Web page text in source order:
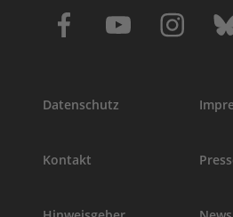
Datenschutz
Kontakt